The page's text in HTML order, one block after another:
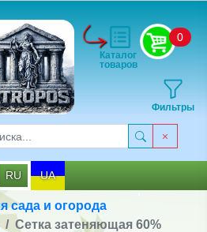
0
Фильтры
Каталог
товаров
RU UA
сада и огорода
Сетка затеняющая 60%